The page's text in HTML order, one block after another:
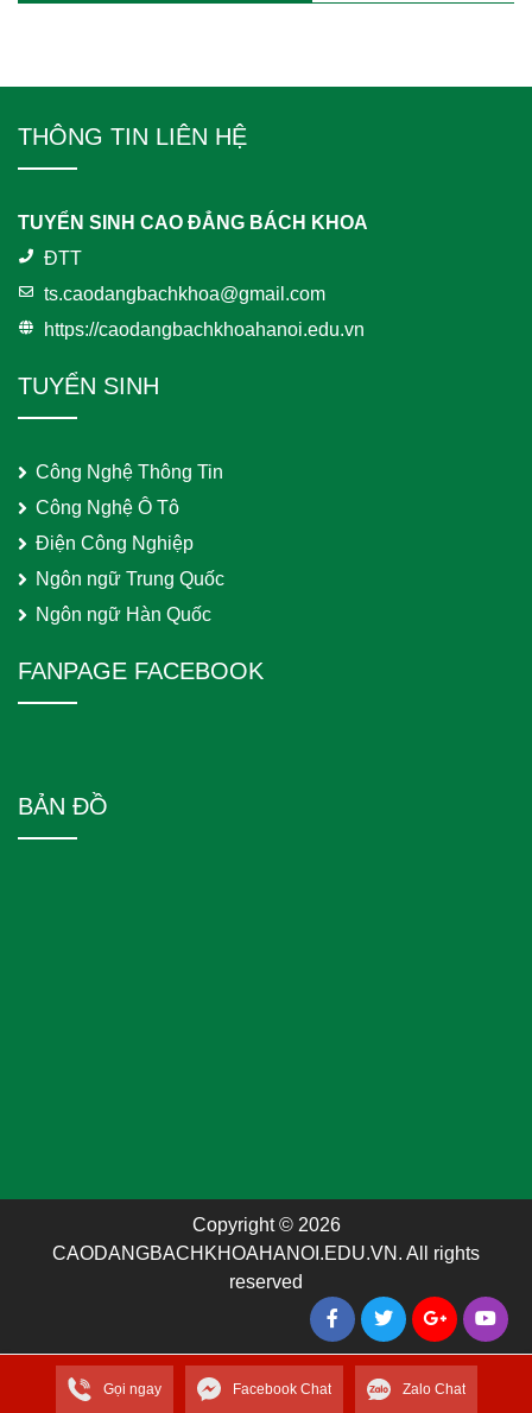
THÔNG TIN LIÊN HỆ
TUYỂN SINH CAO ĐẲNG BÁCH KHOA
ĐTT
ts.caodangbachkhoa@gmail.com
https://caodangbachkhoahanoi.edu.vn
TUYỂN SINH
Công Nghệ Thông Tin
Công Nghệ Ô Tô
Điện Công Nghiệp
Ngôn ngữ Trung Quốc
Ngôn ngữ Hàn Quốc
FANPAGE FACEBOOK
BẢN ĐỒ
Copyright © 2026
CAODANGBACHKHOAHANOI.EDU.VN. All rights
reserved
Gọi ngay Facebook Chat Zalo Chat